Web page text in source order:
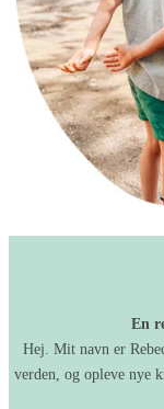
En
Hej. Mit navn er
verden, og opleve nye